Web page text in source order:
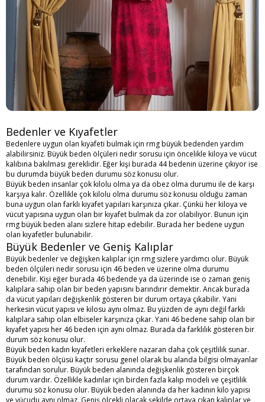
Bedenler ve Kıyafetler
Bedenlere uygun olan kıyafeti bulmak için rmg büyük bedenden yardım
alabilirsiniz. Büyük beden ölçüleri nedir sorusu için öncelikle kiloya ve vücut
kalıbına bakılması gereklidir. Eğer kişi burada 44 bedenin üzerine çıkıyor ise
bu durumda büyük beden durumu söz konusu olur.
Büyük beden insanlar çok kilolu olma ya da obez olma durumu ile de karşı
karşıya kalır. Özellikle çok kilolu olma durumu söz konusu olduğu zaman
buna uygun olan farklı kıyafet yapıları karşınıza çıkar. Çünkü her kiloya ve
vücut yapısına uygun olan bir kıyafet bulmak da zor olabiliyor. Bunun için
rmg büyük beden alanı sizlere hitap edebilir. Burada her bedene uygun
olan kıyafetler bulunabilir.
Büyük Bedenler ve Geniş Kalıplar
Büyük bedenler ve değişken kalıplar için rmg sizlere yardımcı olur. Büyük
beden ölçüleri nedir sorusu için 46 beden ve üzerine olma durumu
denebilir. Kişi eğer burada 46 bedende ya da üzerinde ise o zaman geniş
kalıplara sahip olan bir beden yapısını barındırır demektir. Ancak burada
da vücut yapıları değişkenlik gösteren bir durum ortaya çıkabilir. Yani
herkesin vücut yapısı ve kilosu aynı olmaz. Bu yüzden de aynı değil farklı
kalıplara sahip olan elbiseler karşınıza çıkar. Yani 46 bedene sahip olan bir
kıyafet yapısı her 46 beden için aynı olmaz. Burada da farklılık gösteren bir
durum söz konusu olur.
Büyük beden kadın kıyafetleri erkeklere nazaran daha çok çeşitlilik sunar.
Büyük beden ölçüsü kaçtır sorusu genel olarak bu alanda bilgisi olmayanlar
tarafından sorulur. Büyük beden alanında değişkenlik gösteren birçok
durum vardır. Özellikle kadınlar için birden fazla kalıp modeli ve çeşitlilik
durumu söz konusu olur. Büyük beden alanında da her kadının kilo yapısı